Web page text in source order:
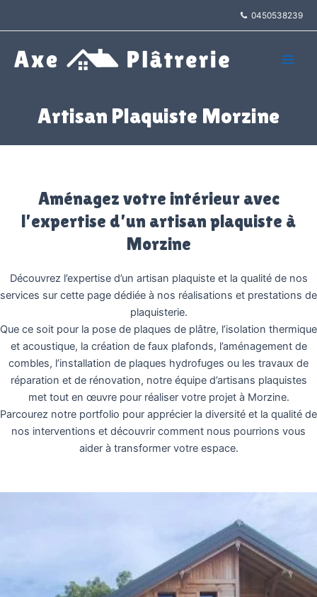
0450538239
Artisan Plaquiste Morzine
Aménagez votre intérieur avec
l’expertise d’un artisan plaquiste à
Morzine
Découvrez l’expertise d’un artisan plaquiste et la qualité de nos
services sur cette page dédiée à nos réalisations et prestations de
plaquisterie.
Que ce soit pour la pose de plaques de plâtre, l’isolation thermique
et acoustique, la création de faux plafonds, l’aménagement de
combles, l’installation de plaques hydrofuges ou les travaux de
réparation et de rénovation, notre équipe d’artisans plaquistes
met tout en œuvre pour réaliser votre projet à Morzine.
Parcourez notre portfolio pour apprécier la diversité et la qualité de
nos interventions et découvrir comment nous pourrions vous
aider à transformer votre espace.